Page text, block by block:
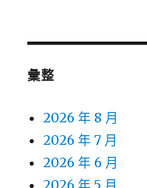
彙整
2026 年 8 月
2026 年 7 月
2026 年 6 月